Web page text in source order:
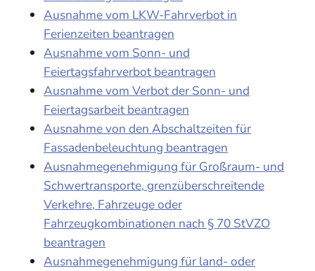
Ausnahme vom LKW-Fahrverbot in
Ferienzeiten beantragen
Ausnahme vom Sonn- und
Feiertagsfahrverbot beantragen
Ausnahme vom Verbot der Sonn- und
Feiertagsarbeit beantragen
Ausnahme von den Abschaltzeiten für
Fassadenbeleuchtung beantragen
Ausnahmegenehmigung für Großraum- und
Schwertransporte, grenzüberschreitende
Verkehre, Fahrzeuge oder
Fahrzeugkombinationen nach § 70 StVZO
beantragen
Ausnahmegenehmigung für land- oder